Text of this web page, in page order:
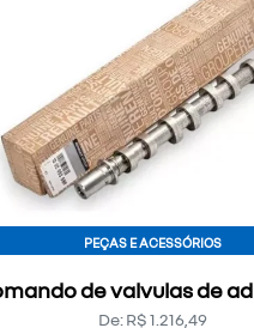
de valvulas de
PEÇAS E ACESSÓRIOS
De: R$ 1.216,49